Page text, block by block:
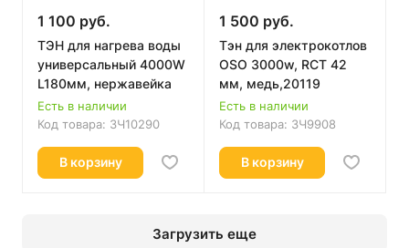
1 100 руб.
ТЭН для нагрева воды
универсальный 4000W
L180мм, нержавейка
Есть в наличии
Код товара: ЗЧ10290
В корзину
1 500 руб.
Тэн для электрокотлов
OSO 3000w, RCT 42
мм, медь,20119
Есть в наличии
Код товара: ЗЧ9908
В корзину
Загрузить еще